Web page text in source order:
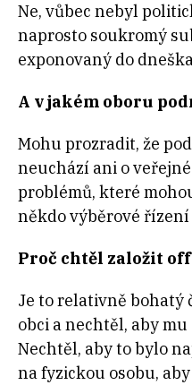
Ne, vůbec nebyl
naprosto soukromý
exponovaný do
A v jakém oboru
Mohu prozradit, že
neuchází ani o
problémů, které
někdo výběrové řízení
Proč chtěl založit
Je to relativně bohatý
obci a nechtěl, aby
Nechtěl, aby to bylo
na fyzickou osobu,